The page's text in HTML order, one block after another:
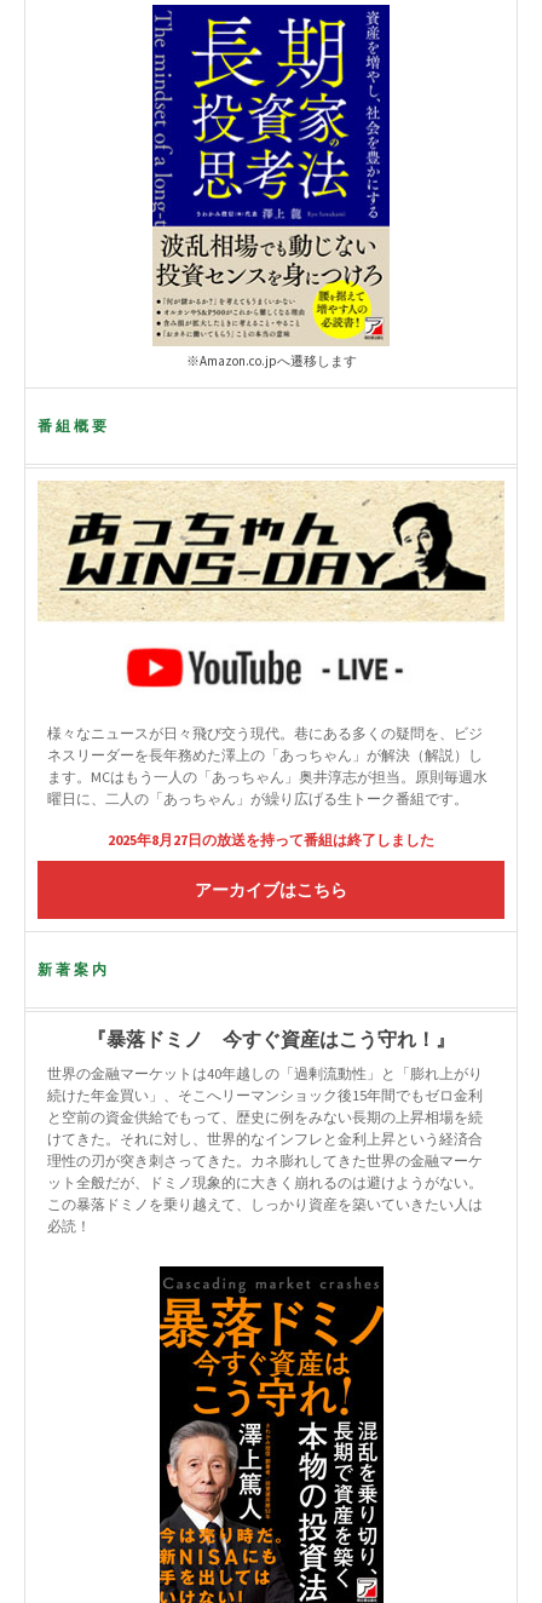
※Amazon.co.jpへ遷移します
番組概要
様々なニュースが日々飛び交う現代。巷にある多くの疑問を、ビジ
ネスリーダーを長年務めた澤上の「あっちゃん」が解決（解説）し
ます。MCはもう一人の「あっちゃん」奥井淳志が担当。原則毎週水
曜日に、二人の「あっちゃん」が繰り広げる生トーク番組です。
2025年8月27日の放送を持って番組は終了しました
アーカイブはこちら
新著案内
『暴落ドミノ 今すぐ資産はこう守れ！』
世界の金融マーケットは40年越しの「過剰流動性」と「膨れ上がり
続けた年金買い」、そこへリーマンショック後15年間でもゼロ金利
と空前の資金供給でもって、歴史に例をみない長期の上昇相場を続
けてきた。それに対し、世界的なインフレと金利上昇という経済合
理性の刃が突き刺さってきた。カネ膨れしてきた世界の金融マーケ
ット全般だが、ドミノ現象的に大きく崩れるのは避けようがない。
この暴落ドミノを乗り越えて、しっかり資産を築いていきたい人は
必読！